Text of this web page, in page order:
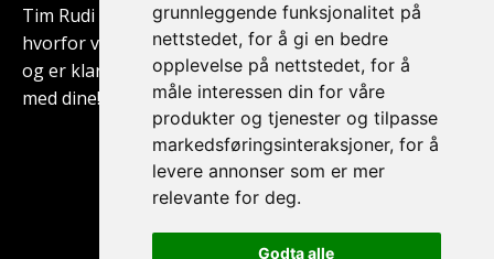
grunnleggende funksjonalitet på
nettstedet, for å gi en bedre
opplevelse på nettstedet, for å
måle interessen din for våre
produkter og tjenester og tilpasse
markedsføringsinteraksjoner, for å
levere annonser som er mer
relevante for deg.
Godta alle
Tim Rudi har brukt de siste 10 årene på å forstå
hvorfor vi mennesker gjør som vi gjør gjennom vaner
og er klar for å dele det med deg - slik at du kan lykkes
med dine!